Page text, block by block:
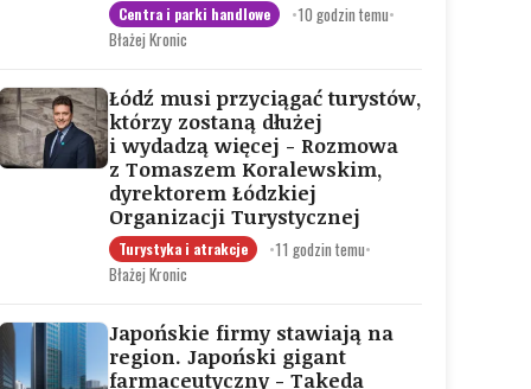
Centra i parki handlowe •10 godzin temu•
Błażej Kronic
Łódź musi przyciągać turystów,
którzy zostaną dłużej
i wydadzą więcej - Rozmowa
z Tomaszem Koralewskim,
dyrektorem Łódzkiej
Organizacji Turystycznej
Turystyka i atrakcje •11 godzin temu•
Błażej Kronic
Japońskie firmy stawiają na
region. Japoński gigant
farmaceutyczny - Takeda